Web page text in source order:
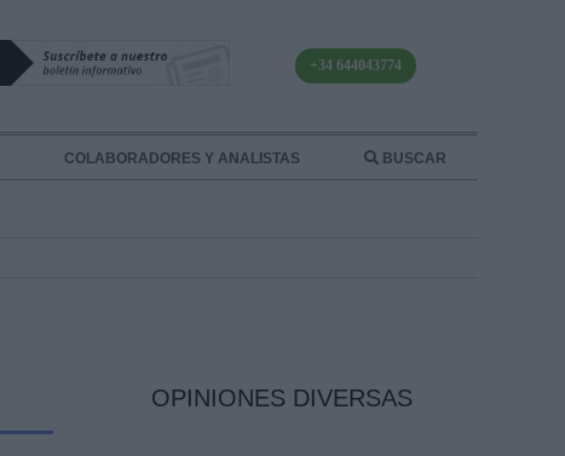
+34 644043774
COLABORADORES Y ANALISTAS BUSCAR
OPINIONES DIVERSAS